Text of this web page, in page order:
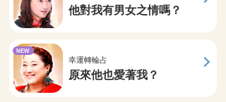
他對我有男女之情嗎？
幸運轉輪占
原來他也愛著我？
NEW